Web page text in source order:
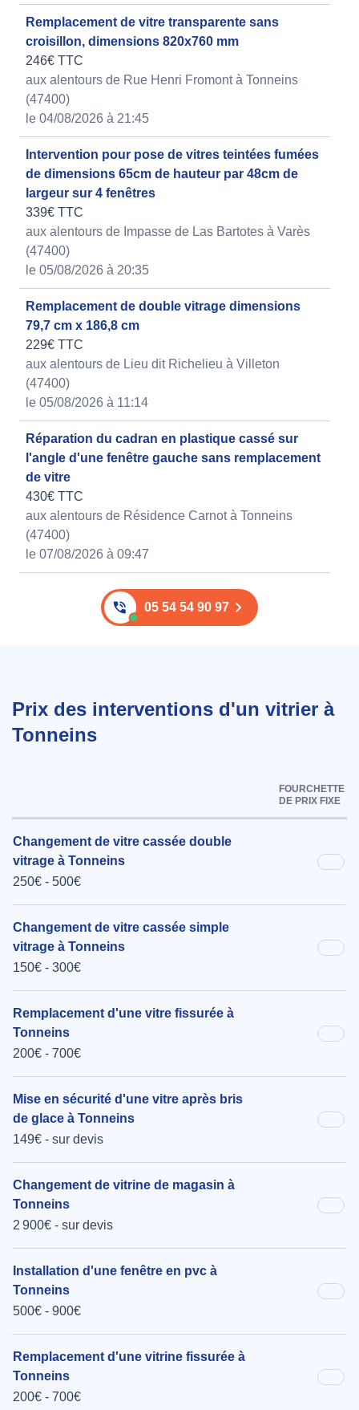
Remplacement de vitre transparente sans
croisillon, dimensions 820x760 mm
246€ TTC
aux alentours de Rue Henri Fromont à Tonneins
(47400)
le 04/08/2026 à 21:45
Intervention pour pose de vitres teintées fumées
de dimensions 65cm de hauteur par 48cm de
largeur sur 4 fenêtres
339€ TTC
aux alentours de Impasse de Las Bartotes à Varès
(47400)
le 05/08/2026 à 20:35
Remplacement de double vitrage dimensions
79,7 cm x 186,8 cm
229€ TTC
aux alentours de Lieu dit Richelieu à Villeton
(47400)
le 05/08/2026 à 11:14
Réparation du cadran en plastique cassé sur
l'angle d'une fenêtre gauche sans remplacement
de vitre
430€ TTC
aux alentours de Résidence Carnot à Tonneins
(47400)
le 07/08/2026 à 09:47
05 54 54 90 97
Prix des interventions d'un vitrier à
Tonneins
FOURCHETTE
DE PRIX FIXE
Changement de vitre cassée double
vitrage à Tonneins
250€ - 500€
Changement de vitre cassée simple
vitrage à Tonneins
150€ - 300€
Remplacement d'une vitre fissurée à
Tonneins
200€ - 700€
Mise en sécurité d'une vitre après bris
de glace à Tonneins
149€ - sur devis
Changement de vitrine de magasin à
Tonneins
2 900€ - sur devis
Installation d'une fenêtre en pvc à
Tonneins
500€ - 900€
Remplacement d'une vitrine fissurée à
Tonneins
200€ - 700€